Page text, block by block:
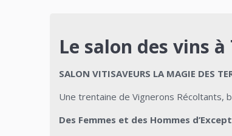
Le salon des vins
SALON VITISAVEURS LA MAGIE DES
Une trentaine de Vignerons Récoltants,
Des Femmes et des Hommes